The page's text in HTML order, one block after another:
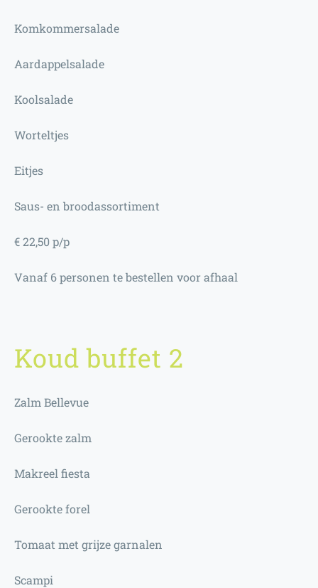
Komkommersalade
Aardappelsalade
Koolsalade
Worteltjes
Eitjes
Saus- en broodassortiment
€ 22,50 p/p
Vanaf 6 personen te bestellen voor afhaal
Koud buffet 2
Zalm Bellevue
Gerookte zalm
Makreel fiesta
Gerookte forel
Tomaat met grijze garnalen
Scampi